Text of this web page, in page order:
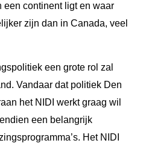
een continent ligt en waar
zijn dan in Canada, veel
een grote rol zal
Vandaar dat politiek Den
het NIDI werkt graag wil
een belangrijk
Het NIDI